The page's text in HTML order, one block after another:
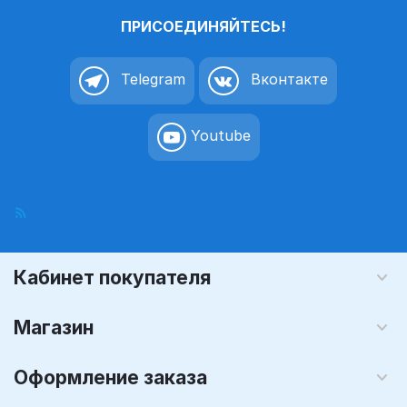
ПРИСОЕДИНЯЙТЕСЬ!
Telegram Вконтакте
Youtube
Кабинет покупателя
Магазин
Оформление заказа